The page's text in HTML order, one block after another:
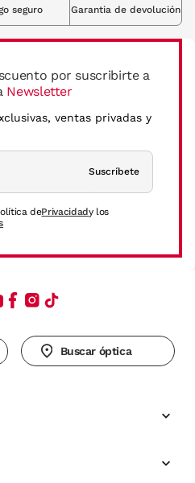
por suscribirte a
Newsletter
ventas privadas y
Suscríbete
dePrivacidady los
seguro Garantia de devolución
Buscar óptica